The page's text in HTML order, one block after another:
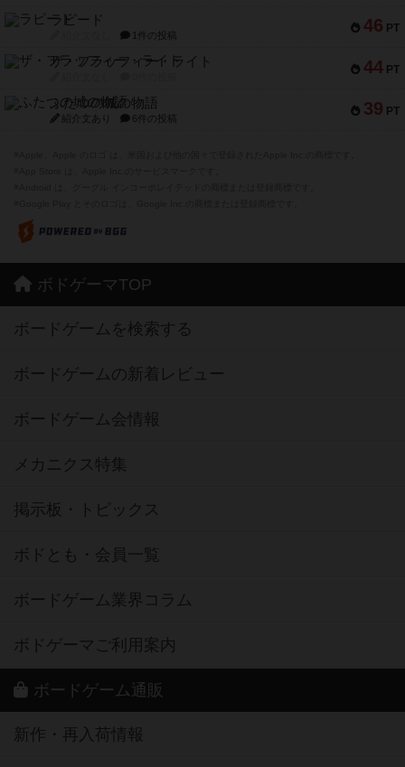
46 PT
ラピード
1件の投稿
44 PT
ザ・フラッフィー・ライト
39 PT
ふたつの城の物語
紹介文あり 6件の投稿
ボドゲーマTOP
ボードゲームを検索する
ボードゲームの新着レビュー
ボードゲーム会情報
メカニクス特集
掲示板・トピックス
ボドとも・会員一覧
ボードゲーム業界コラム
ボドゲーマご利用案内
ボードゲーム通販
新作・再入荷情報